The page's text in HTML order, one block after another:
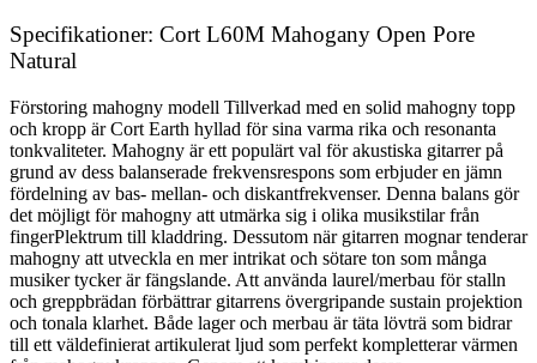
Specifikationer: Cort L60M Mahogany Open Pore
Natural
Förstoring mahogny modell Tillverkad med en solid mahogny topp
och kropp är Cort Earth hyllad för sina varma rika och resonanta
tonkvaliteter. Mahogny är ett populärt val för akustiska gitarrer på
grund av dess balanserade frekvensrespons som erbjuder en jämn
fördelning av bas- mellan- och diskantfrekvenser. Denna balans gör
det möjligt för mahogny att utmärka sig i olika musikstilar från
fingerPlektrum till kladdring. Dessutom när gitarren mognar tenderar
mahogny att utveckla en mer intrikat och sötare ton som många
musiker tycker är fängslande. Att använda laurel/merbau för stalln
och greppbrädan förbättrar gitarrens övergripande sustain projektion
och tonala klarhet. Både lager och merbau är täta lövträ som bidrar
till ett väldefinierat artikulerat ljud som perfekt kompletterar värmen